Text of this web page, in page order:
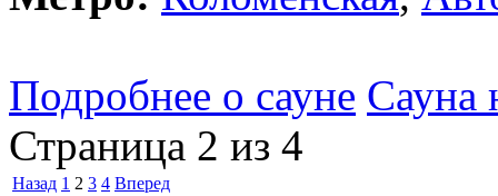
Подробнее о сауне Сауна
Страница 2 из 4
Назад 1 2 3 4 Вперед